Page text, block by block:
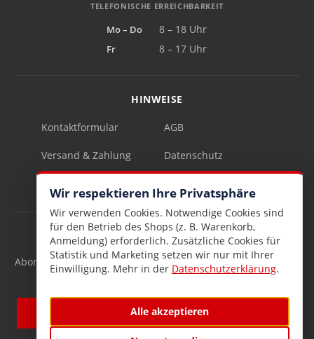
TELEFONISCHE ERREICHBARKEIT
Mo – Do
8 – 18 Uhr
Fr
8 – 17 Uhr
HINWEISE
Kontaktformular AGB
Versand & Zahlung Datenschutz
INFOBRIEF
Abonnieren Sie den kostenlosen Lesen & Schenken-Infobrief
und verpassen Sie keine Neuigkeiten mehr.
Wir respektieren Ihre Privatsphäre
Wir verwenden Cookies. Notwendige Cookies sind
für den Betrieb des Shops (z. B. Warenkorb,
Anmeldung) erforderlich. Zusätzliche Cookies für
Statistik und Marketing setzen wir nur mit Ihrer
Einwilligung. Mehr in der Datenschutzerklärung.
Alle akzeptieren